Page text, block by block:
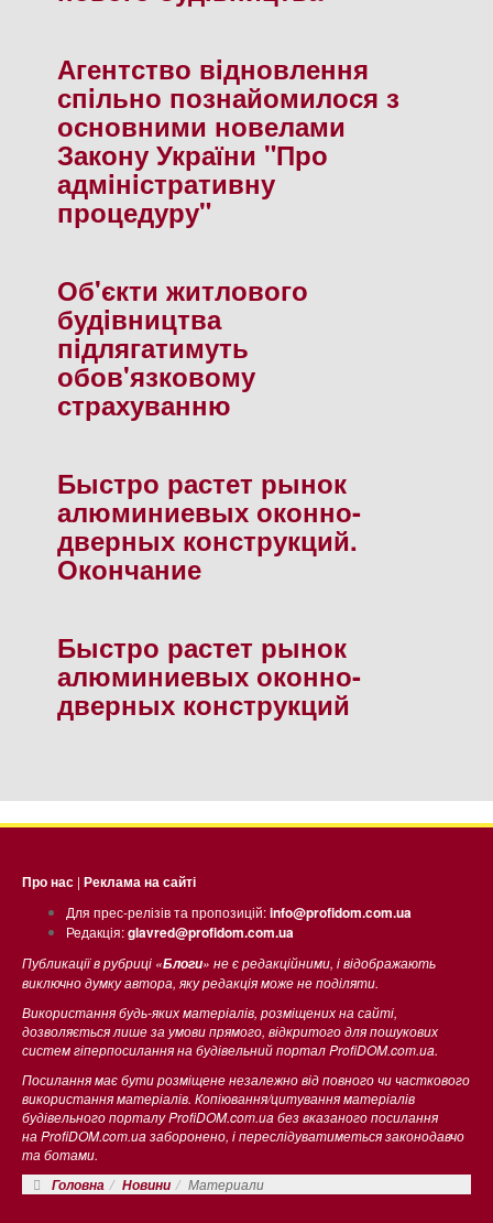
Агентство вiдновлення
спiльно познайомилося з
основними новелами
Закону України "Про
адмiнiстративну
процедуру"
Об'єкти житлового
будiвництва
пiдлягатимуть
обов'язковому
страхуванню
Быстро растет рынок
алюминиевых оконно-
дверных конструкций.
Окончание
Быстро растет рынок
алюминиевых оконно-
дверных конструкций
Про нас | Реклама на сайті
Для прес-релізів та пропозицій:info@profidom.com.ua
Редакція:glavred@profidom.com.ua
Публикації в рубриці «Блоги» не є редакційними, і відображають
виключно думку автора, яку редакція може не поділяти.
Використання будь-яких матеріалів, розміщених на сайті,
дозволяється лише за умови прямого, відкритого для пошукових
систем гіперпосилання на будівельний портал ProfiDOM.com.ua.
Посилання має бути розміщене незалежно від повного чи часткового
використання матеріалів. Копіювання/цитування матеріалів
будівельного порталу ProfiDOM.com.ua без вказаного посилання
на ProfiDOM.com.ua заборонено, і переслідуватиметься законодавчо
та ботами.
Головна
Новини Материали